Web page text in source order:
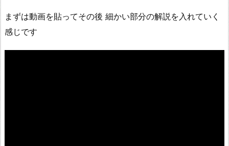
まずは動画を貼ってその後 細かい部分の解説を入れていく
感じです